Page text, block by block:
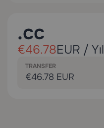
.cc
€46.78EUR / Yıl
TRANSFER
€46.78 EUR